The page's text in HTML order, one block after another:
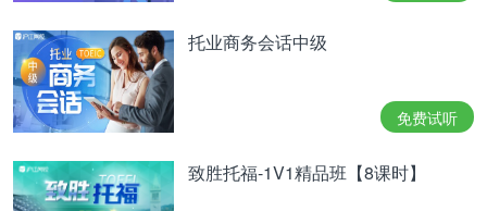
托业商务会话中级
免费试听
致胜托福-1V1精品班【8课时】